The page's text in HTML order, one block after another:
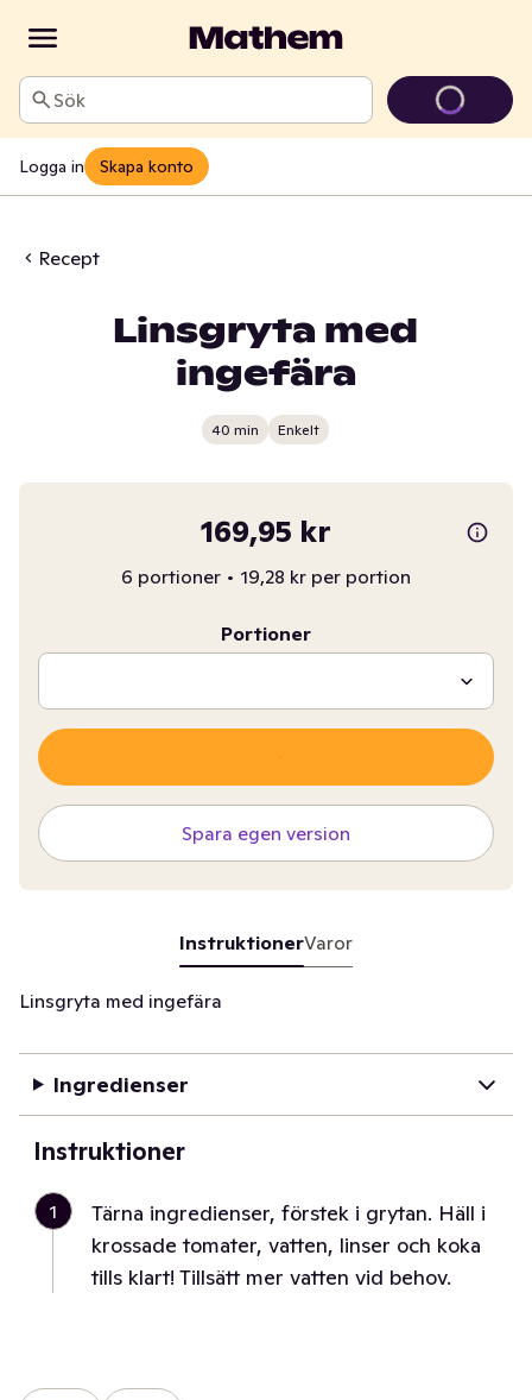
Sök
Logga in Skapa konto
Recept
Linsgryta med
ingefära
40 min Enkelt
169,95 kr
6 portioner • 19,28 kr per portion
Portioner
Spara egen version
InstruktionerVaror
Linsgryta med ingefära
Ingredienser
Instruktioner
1
Tärna ingredienser, förstek i grytan. Häll i
krossade tomater, vatten, linser och koka
tills klart! Tillsätt mer vatten vid behov.